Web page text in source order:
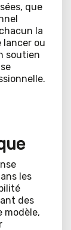
que
la
lancer ou
soutien
les
des
modèle,